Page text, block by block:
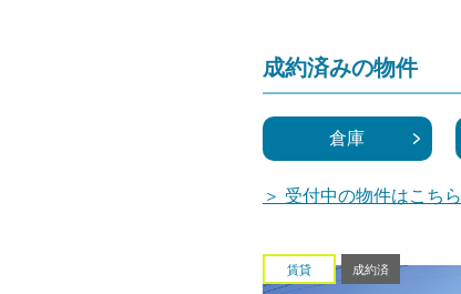
成約済みの物件
倉庫
＞ 受付中の物件はこちら
賃貸 成約済